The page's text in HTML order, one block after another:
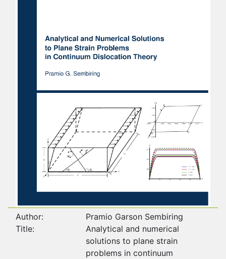
Author:
Pramio Garson Sembiring
Title:
Analytical and numerical
solutions to plane strain
problems in continuum